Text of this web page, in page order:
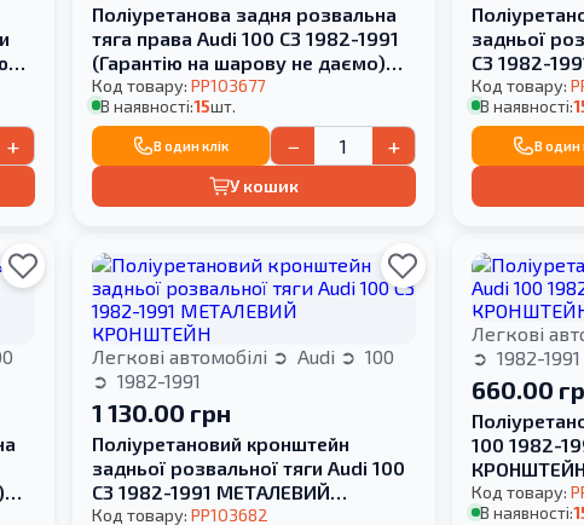
+
Поліуретанова задня розвальна
тяга права Audi 100 С3 1982-1991
(Гарантію на шарову не даємо)
МЕТАЛЕВИЙ КРОНШТЕЙН
Код товару: PP103677
В наявності:15шт.
В один клік − +
У кошик
задньої
С3 1982-
Код товару:
В наявності:
В один
Легкові автомобілі Audi
100
1982-1991
1 130.00 грн
Поліуретановий кронштейн
задньої розвальної тяги Audi 100
С3 1982-1991 МЕТАЛЕВИЙ
КРОНШТЕЙН
Код товару: PP103682
Легкові
1982-1991
660.00
100 1982-
КРОНШТЕЙН
Код товару:
В наявності: